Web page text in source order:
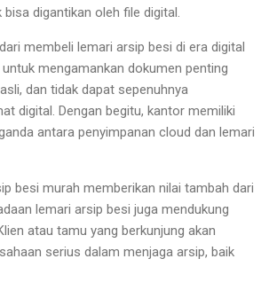
digantikan oleh file digital.
membeli lemari arsip besi di era digital
mengamankan dokumen penting
dan tidak dapat sepenuhnya
digital. Dengan begitu, kantor memiliki
antara penyimpanan cloud dan lemari
besi murah memberikan nilai tambah dari
lemari arsip besi juga mendukung
atau tamu yang berkunjung akan
serius dalam menjaga arsip, baik